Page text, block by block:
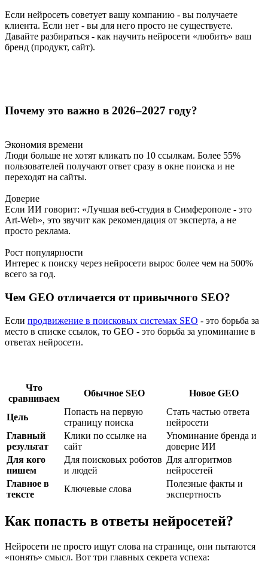
Если нейросеть советует вашу компанию - вы получаете
клиента. Если нет - вы для него просто не существуете.
Давайте разбираться - как научить нейросети «любить» ваш
бренд (продукт, сайт).
Почему это важно в 2026–2027 году?
Экономия времени
Люди больше не хотят кликать по 10 ссылкам. Более 55%
пользователей получают ответ сразу в окне поиска и не
переходят на сайты.
Доверие
Если ИИ говорит: «Лучшая веб-студия в Симферополе - это
Art-Web», это звучит как рекомендация от эксперта, а не
просто реклама.
Рост популярности
Интерес к поиску через нейросети вырос более чем на 500%
всего за год.
Чем GEO отличается от привычного SEO?
Если продвижение в поисковых системах SEO - это борьба за
место в списке ссылок, то GEO - это борьба за упоминание в
ответах нейросети.
Что
сравниваем
Обычное SEO Новое GEO
Цель
Попасть на первую
страницу поиска
Стать частью ответа
нейросети
Главный
результат
Клики по ссылке на
сайт
Упоминание бренда и
доверие ИИ
Для кого
пишем
Для поисковых роботов
и людей
Для алгоритмов
нейросетей
Главное в
тексте
Ключевые слова
Полезные факты и
экспертность
Как попасть в ответы нейросетей?
Нейросети не просто ищут слова на странице, они пытаются
«понять» смысл. Вот три главных секрета успеха: